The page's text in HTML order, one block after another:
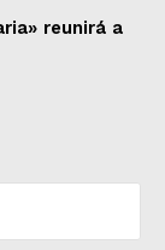
reunirá a